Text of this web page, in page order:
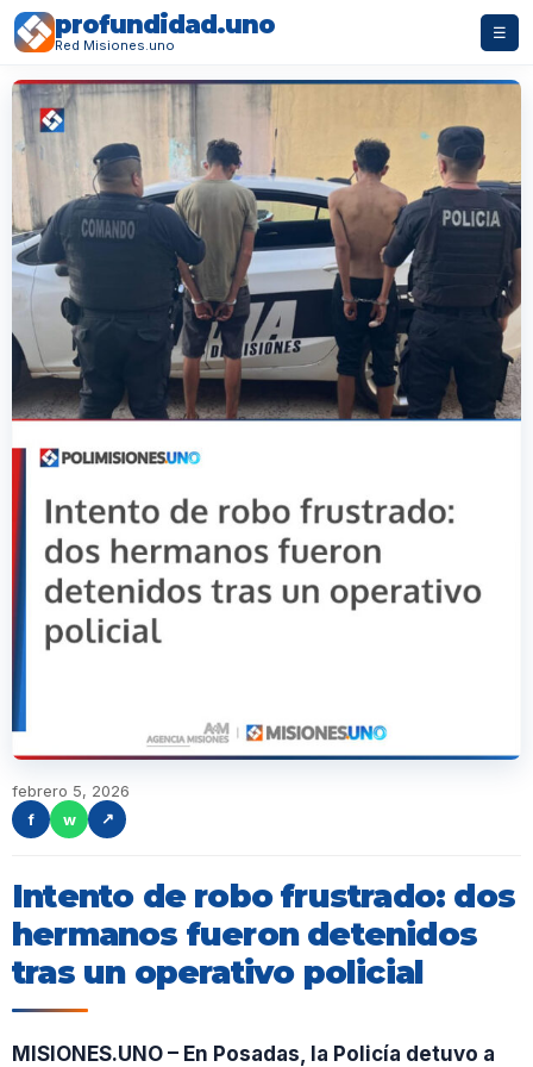
profundidad.uno
Red Misiones.uno
☰
febrero 5, 2026
f
w ↗
Intento de robo frustrado: dos
hermanos fueron detenidos
tras un operativo policial
MISIONES.UNO – En Posadas, la Policía detuvo a